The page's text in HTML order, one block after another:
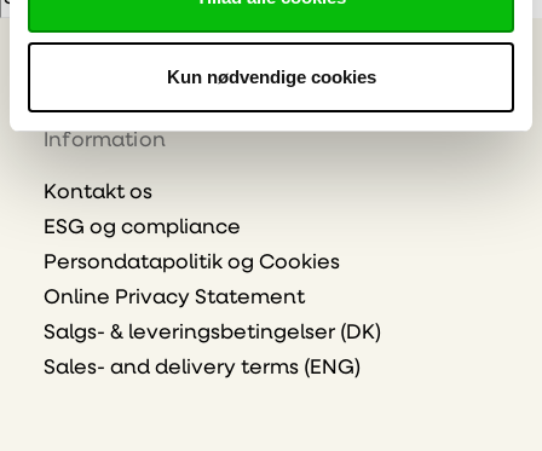
Kun nødvendige cookies
Tilmeld
Information
Kontakt os
ESG og compliance
Persondatapolitik og Cookies
Online Privacy Statement
Salgs- & leveringsbetingelser (DK)
Sales- and delivery terms (ENG)